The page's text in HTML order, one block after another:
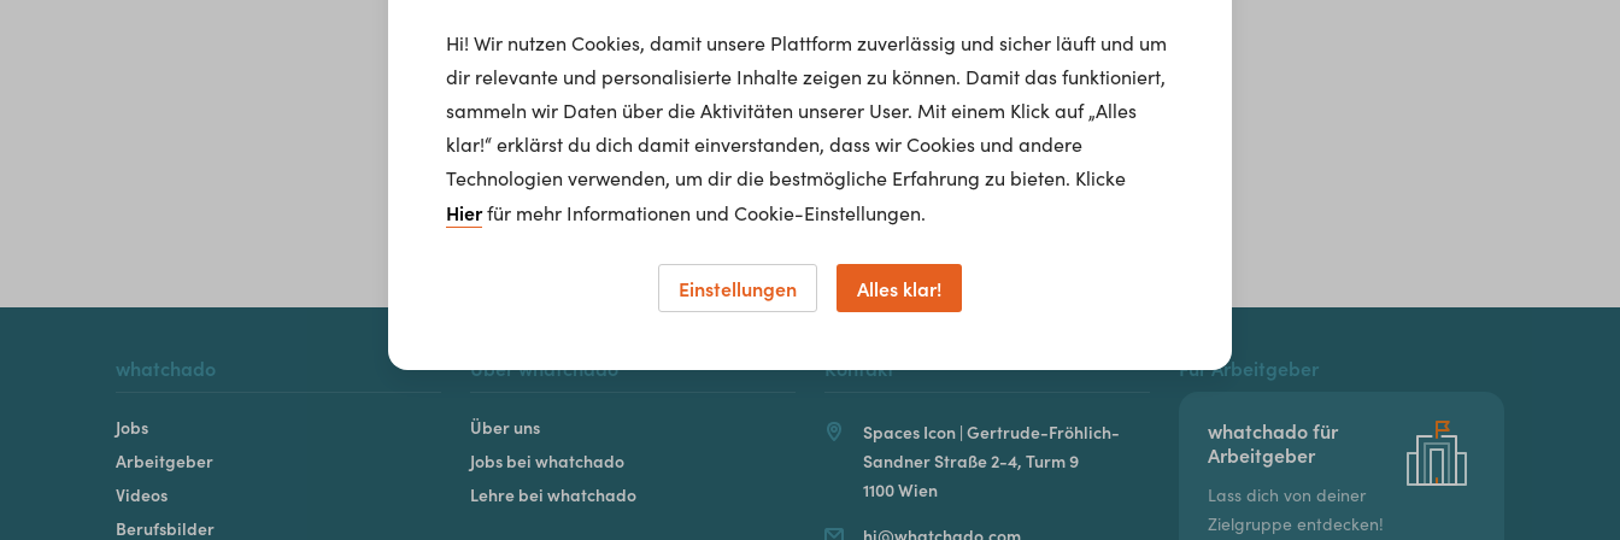
Homepage
whatchado
Jobs
Arbeitgeber
Videos
Berufsbilder
Über whatchado
Über uns
Jobs bei whatchado
Lehre bei whatchado
Kontakt
Spaces Icon | Gertrude-Fröhlich-
Sandner Straße 2-4, Turm 9
1100 Wien
hi@whatchado.com
Für Arbeitgeber
whatchado für
Arbeitgeber
Lass dich von deiner
Zielgruppe entdecken!
Hi! Wir nutzen Cookies, damit unsere Plattform zuverlässig und sicher läuft und um
dir relevante und personalisierte Inhalte zeigen zu können. Damit das funktioniert,
sammeln wir Daten über die Aktivitäten unserer User. Mit einem Klick auf „Alles
klar!“ erklärst du dich damit einverstanden, dass wir Cookies und andere
Technologien verwenden, um dir die bestmögliche Erfahrung zu bieten. Klicke
Hierfür mehr Informationen und Cookie-Einstellungen.
Einstellungen Alles klar!